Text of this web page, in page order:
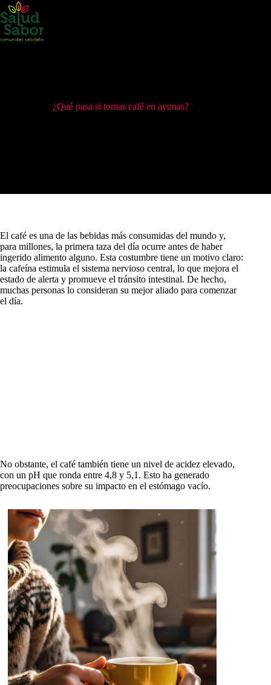
Saltar
al
contenido
¿Qué pasa si tomas café en ayunas?
El café es una de las bebidas más consumidas del mundo y,
para millones, la primera taza del día ocurre antes de haber
ingerido alimento alguno. Esta costumbre tiene un motivo claro:
la cafeína estimula el sistema nervioso central, lo que mejora el
estado de alerta y promueve el tránsito intestinal. De hecho,
muchas personas lo consideran su mejor aliado para comenzar
el día.
No obstante, el café también tiene un nivel de acidez elevado,
con un pH que ronda entre 4,8 y 5,1. Esto ha generado
preocupaciones sobre su impacto en el estómago vacío.